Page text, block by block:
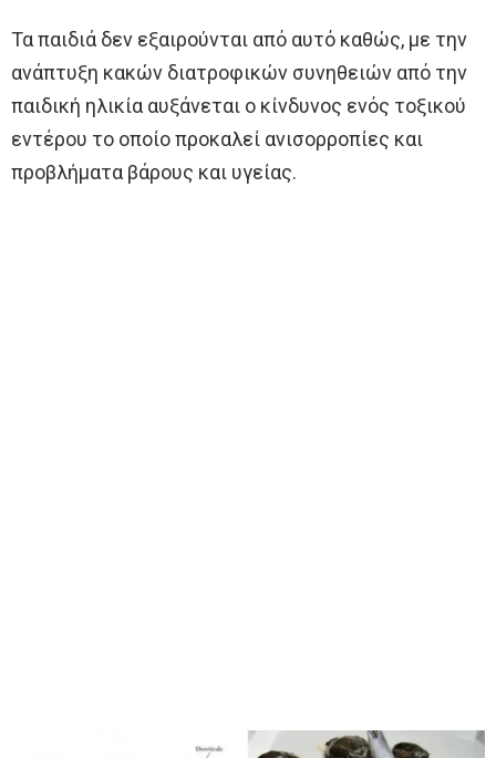
Τα παιδιά δεν εξαιρούνται από αυτό καθώς, με την
ανάπτυξη κακών διατροφικών συνηθειών από την
παιδική ηλικία αυξάνεται ο κίνδυνος ενός τοξικού
εντέρου το οποίο προκαλεί ανισορροπίες και
προβλήματα βάρους και υγείας.